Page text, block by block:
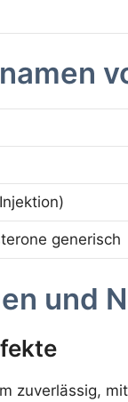
generisch
und
zuverlässig,